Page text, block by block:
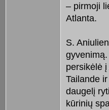
– pirmoji
Atlanta.
S.
persikėlė
Tailande
daugelį
kūrinių